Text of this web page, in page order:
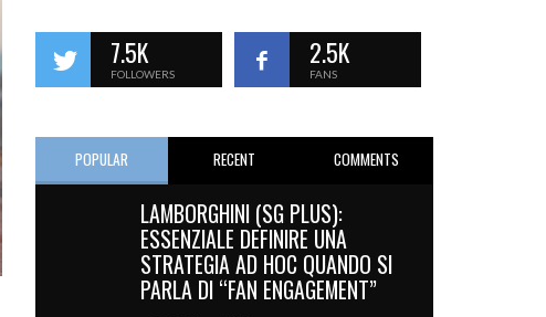
7.5K
FOLLOWERS
2.5K
FANS
POPULAR RECENT COMMENTS
LAMBORGHINI (SG PLUS):
ESSENZIALE DEFINIRE UNA
STRATEGIA AD HOC QUANDO SI
PARLA DI “FAN ENGAGEMENT”